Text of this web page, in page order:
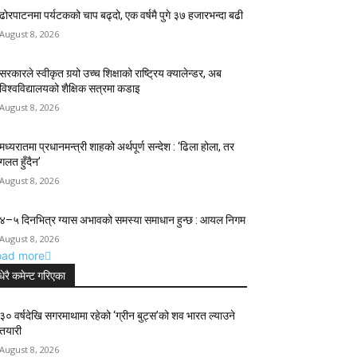
ढोरपाटनमा पर्यटकको चाप बढ्दो, एक वर्षमै पुगे ३७ हजारभन्दा बढी
August 8, 2026
सरकारले स्वीकृत गर्‍यो उच्च शिक्षाको राष्ट्रिय क्यालेन्डर, अब
विश्वविद्यालयको शैक्षिक सत्रमा कडाइ
August 8, 2026
मध्यरातमा प्रधानमन्त्री शाहको अर्थपूर्ण सन्देश : ‘ढिला होला, तर
गलत हुँदैन’
August 8, 2026
४–५ दिनभित्र ग्यास अभावको समस्या समाधान हुन्छ : आयल निगम
August 8, 2026
more
कमेन्ट गरिएका
३० वर्षदेखि सगरमाथामा रहेको ‘ग्रीन बुट्स’को शव भारत ल्याउने
तयारी
August 8, 2026